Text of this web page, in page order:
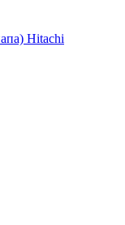
Hitachi